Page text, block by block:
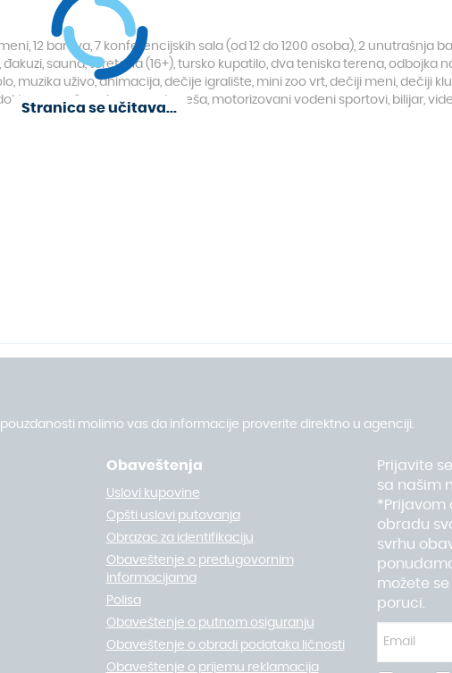
12 barova, 7 konferencijskih sala (od 12 do 1200 osoba), 2 unutrašnja
sauna, teretana (16+), tursko kupatilo, dva teniska terena, odbojka
muzika uživo, animacija, dečije igralište, mini zoo vrt, dečiji meni, dečiji
masaža, usluge pranja veša, motorizovani vodeni sportovi, bilijar,
molimo vas da informacije proverite direktno u agenciji.
Obaveštenja
Uslovi kupovine
Opšti uslovi putovanja
Obrazac za identifikaciju
Obaveštenje o predugovornim
informacijama
Polisa
Obaveštenje o putnom osiguranju
Obaveštenje o obradi podataka ličnosti
Obaveštenje o prijemu reklamacija
Prijavite
sa našim
*Prijavom
obradu
svrhu
možete
poruci.
Stranica se učitava...